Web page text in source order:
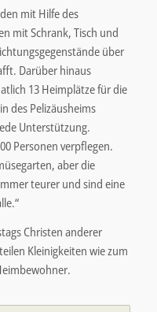
mit Hilfe des
mit Schrank, Tisch und
über
Darüber hinaus
13 Heimplätze für die
des Pelizäusheims
Unterstützung.
Personen verpflegen.
aber die
teurer und sind eine
Christen anderer
Kleinigkeiten wie zum